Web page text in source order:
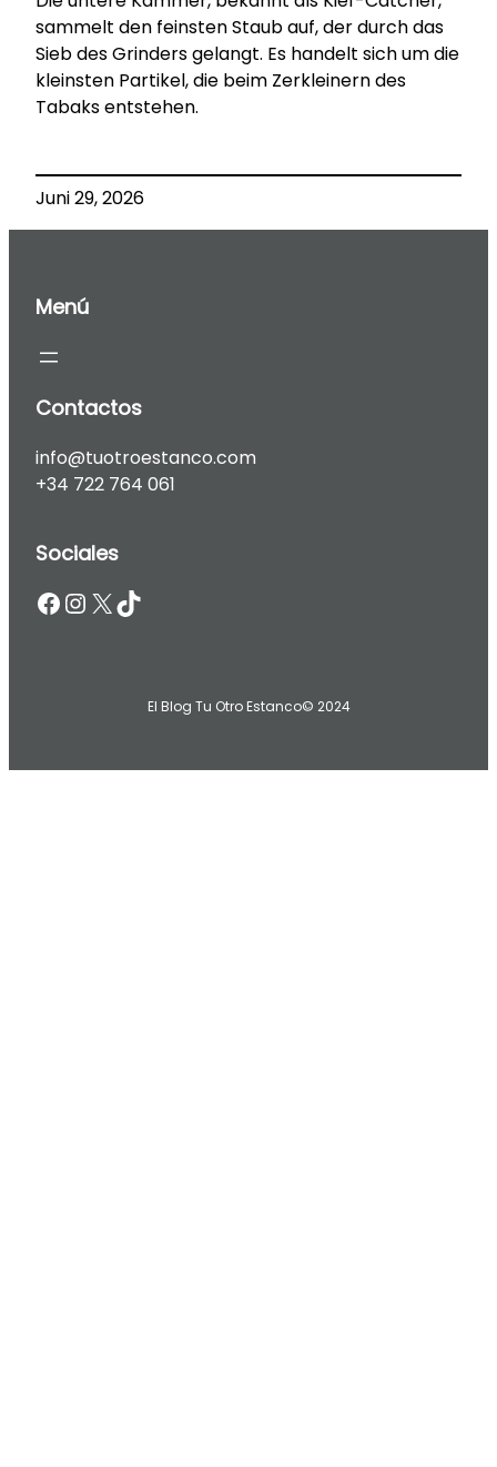
sammelt den feinsten Staub auf, der durch das
Sieb des Grinders gelangt. Es handelt sich um die
kleinsten Partikel, die beim Zerkleinern des
Tabaks entstehen.
Juni 29, 2026
Menú
Contactos
info@tuotroestanco.com
+34 722 764 061
Sociales
Facebook InstagramX TikTok
El Blog Tu Otro Estanco© 2024